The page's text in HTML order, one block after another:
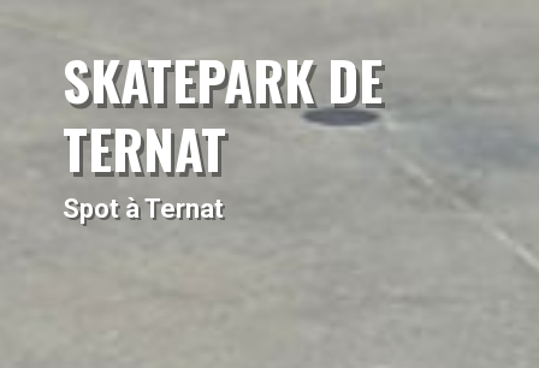
SKATEPARK DE
TERNAT
Spot à Ternat